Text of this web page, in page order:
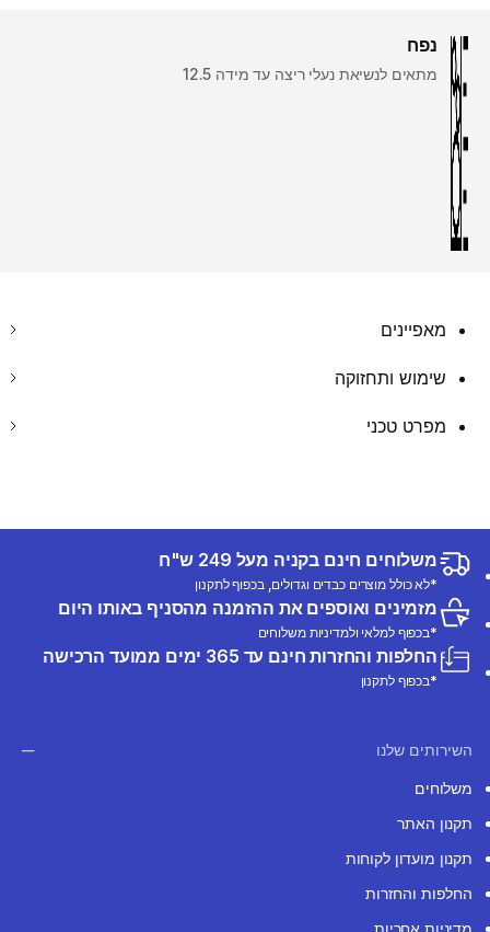
נפח
מתאים לנשיאת נעלי ריצה עד מידה 12.5
מאפיינים
שימוש ותחזוקה
מפרט טכני
משלוחים חינם בקניה מעל 249 ש"ח
*לא כולל מוצרים כבדים וגדולים, בכפוף לתקנון
מזמינים ואוספים את ההזמנה מהסניף באותו היום
*בכפוף למלאי ולמדיניות משלוחים
החלפות והחזרות חינם עד 365 ימים ממועד הרכישה
*בכפוף לתקנון
השירותים שלנו
משלוחים
תקנון האתר
תקנון מועדון לקוחות
החלפות והחזרות
מדיניות אחריות